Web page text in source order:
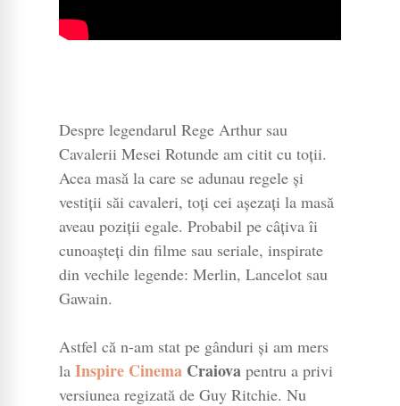
Despre legendarul Rege Arthur sau
Cavalerii Mesei Rotunde am citit cu toții.
Acea masă la care se adunau regele și
vestiții săi cavaleri, toți cei așezați la masă
aveau poziții egale. Probabil pe câțiva îi
cunoașteți din filme sau seriale, inspirate
din vechile legende: Merlin, Lancelot sau
Gawain.
Astfel că n-am stat pe gânduri și am mers
la Inspire CinemaCraiovapentru a privi
versiunea regizată de Guy Ritchie. Nu